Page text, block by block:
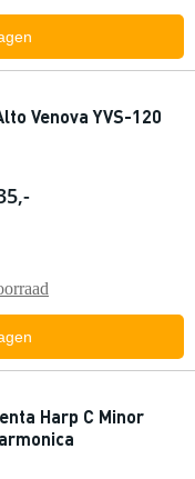
Venova YVS-120
Harp C Minor